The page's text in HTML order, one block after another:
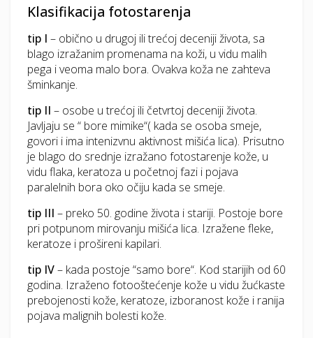
Klasifikacija fotostarenja
tip I – obično u drugoj ili trećoj deceniji života, sa
blago izražanim promenama na koži, u vidu malih
pega i veoma malo bora. Ovakva koža ne zahteva
šminkanje.
tip II – osobe u trećoj ili četvrtoj deceniji života.
Javljaju se “ bore mimike“( kada se osoba smeje,
govori i ima intenizvnu aktivnost mišića lica). Prisutno
je blago do srednje izražano fotostarenje kože, u
vidu flaka, keratoza u početnoj fazi i pojava
paralelnih bora oko očiju kada se smeje.
tip III – preko 50. godine života i stariji. Postoje bore
pri potpunom mirovanju mišića lica. Izražene fleke,
keratoze i prošireni kapilari.
tip IV– kada postoje “samo bore“. Kod starijih od 60
godina. Izraženo fotooštećenje kože u vidu žućkaste
prebojenosti kože, keratoze, izboranost kože i ranija
pojava malignih bolesti kože.